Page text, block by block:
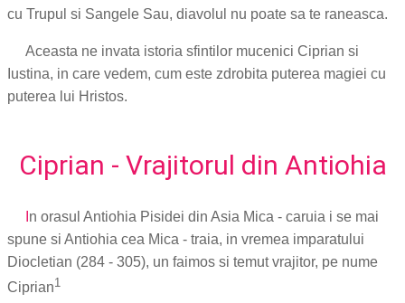
cu Trupul si Sangele Sau, diavolul nu poate sa te raneasca.
Aceasta ne invata istoria sfintilor mucenici Ciprian si
Iustina, in care vedem, cum este zdrobita puterea magiei cu
puterea lui Hristos.
Ciprian - Vrajitorul din Antiohia
n orasul Antiohia Pisidei din Asia Mica - caruia i se mai
spune si Antiohia cea Mica - traia, in vremea imparatului
Diocletian (284 - 305), un faimos si temut vrajitor, pe nume
Ciprian1